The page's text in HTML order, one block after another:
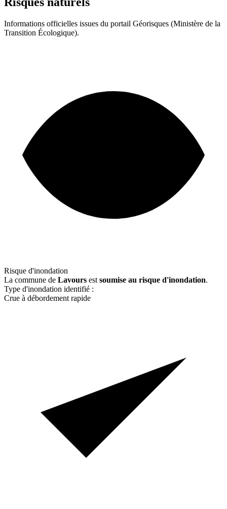
Informations officielles issues du portail Géorisques (Ministère de la
Transition Écologique).
Risque d'inondation
La commune de Lavours est soumise au risque d'inondation.
Type d'inondation identifié :
Crue à débordement rapide